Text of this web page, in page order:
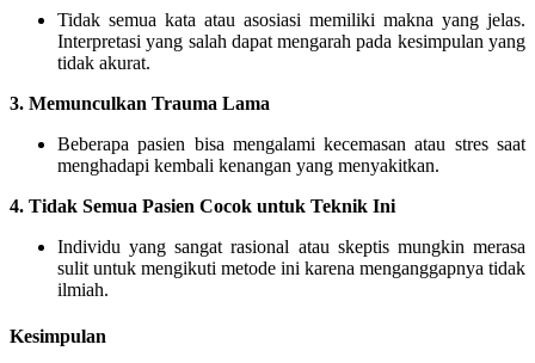
Tidak semua kata atau asosiasi memiliki makna yang jelas.
Interpretasi yang salah dapat mengarah pada kesimpulan yang
tidak akurat.
3. Memunculkan Trauma Lama
Beberapa pasien bisa mengalami kecemasan atau stres saat
menghadapi kembali kenangan yang menyakitkan.
4. Tidak Semua Pasien Cocok untuk Teknik Ini
Individu yang sangat rasional atau skeptis mungkin merasa
sulit untuk mengikuti metode ini karena menganggapnya tidak
ilmiah.
Kesimpulan